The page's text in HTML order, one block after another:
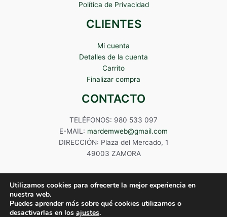
Política de Privacidad
CLIENTES
Mi cuenta
Detalles de la cuenta
Carrito
Finalizar compra
CONTACTO
TELÉFONOS: 980 533 097
E-MAIL: mardemweb@gmail.com
DIRECCIÓN: Plaza del Mercado, 1
49003 ZAMORA
Copyright © 2024 Mardem
Utilizamos cookies para ofrecerte la mejor experiencia en
nuestra web.
Puedes aprender más sobre qué cookies utilizamos o
desactivarlas en los ajustes.